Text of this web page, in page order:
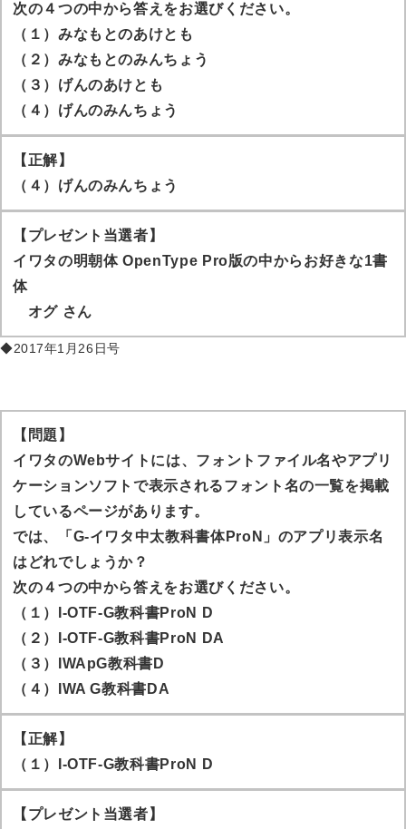
次の４つの中から答えをお選びください。
（１）みなもとのあけとも
（２）みなもとのみんちょう
（３）げんのあけとも
（４）げんのみんちょう
【正解】
（４）げんのみんちょう
【プレゼント当選者】
イワタの明朝体 OpenType Pro版の中からお好きな1書
体
オグさん
◆2017年1月26日号
【問題】
イワタのWebサイトには、フォントファイル名やアプリ
ケーションソフトで表示されるフォント名の一覧を掲載
しているページがあります。
では、「G-イワタ中太教科書体ProN」のアプリ表示名
はどれでしょうか？
次の４つの中から答えをお選びください。
（１）I-OTF-G教科書ProN D
（２）I-OTF-G教科書ProN DA
（３）IWApG教科書D
（４）IWA G教科書DA
【正解】
（１）I-OTF-G教科書ProN D
【プレゼント当選者】